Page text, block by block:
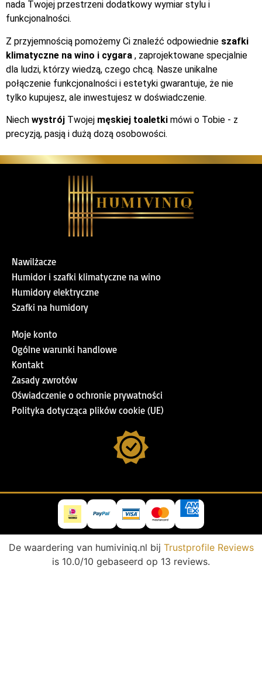
nada Twojej przestrzeni dodatkowy wymiar stylu i
funkcjonalności.
Z przyjemnością pomożemy Ci znaleźć odpowiednie szafki
klimatyczne na wino i cygara , zaprojektowane specjalnie
dla ludzi, którzy wiedzą, czego chcą. Nasze unikalne
połączenie funkcjonalności i estetyki gwarantuje, że nie
tylko kupujesz, ale inwestujesz w doświadczenie.
Niech wystrój Twojej męskiej toaletki mówi o Tobie - z
precyzją, pasją i dużą dozą osobowości.
Nawilżacze
Humidor i szafki klimatyczne na wino
Humidory elektryczne
Szafki na humidory
Moje konto
Ogólne warunki handlowe
Kontakt
Zasady zwrotów
Oświadczenie o ochronie prywatności
Polityka dotycząca plików cookie (UE)
De waardering van humiviniq.nl bij Trustprofile Reviews
is 10.0/10 gebaseerd op 13 reviews.